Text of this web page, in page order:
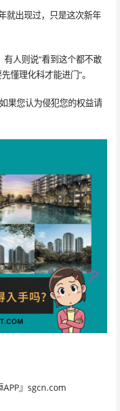
就出现过，只是这次新年
人则说“看到这个都不敢
懂理化科才能进门”。
果您认为侵犯您的权益请
APP』sgcn.com